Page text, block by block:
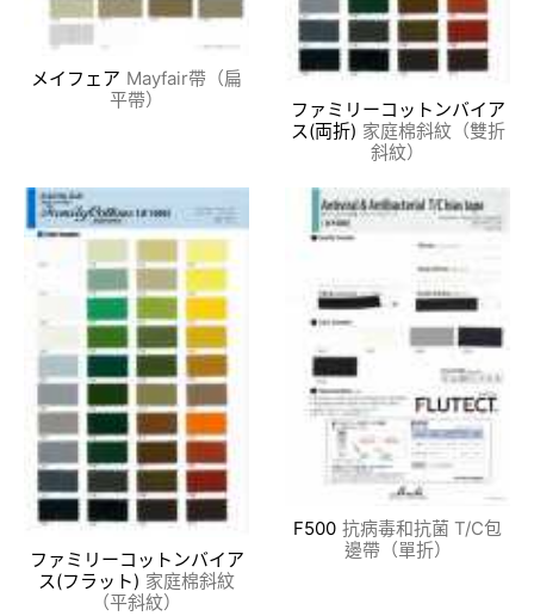
メイフェア Mayfair帶（扁
平帶）
ファミリーコットンバイア
ス(両折) 家庭棉斜紋（雙折
斜紋）
ファミリーコットンバイア
ス(フラット) 家庭棉斜紋
（平斜紋）
F500 抗病毒和抗菌 T/C包
邊帶（單折）